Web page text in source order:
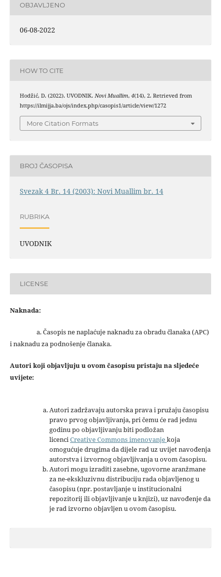
OBJAVLJENO
06-08-2022
HOW TO CITE
Hodžić, D. (2022). UVODNIK. Novi Muallim, 4(14), 2. Retrieved from
https://ilmijja.ba/ojs/index.php/casopis1/article/view/1272
More Citation Formats
BROJ ČASOPISA
Svezak 4 Br. 14 (2003): Novi Muallim br. 14
RUBRIKA
UVODNIK
LICENSE
Naknada:
a. Časopis ne naplaćuje naknadu za obradu članaka (APC)
i naknadu za podnošenje članaka.
Autori koji objavljuju u ovom časopisu pristaju na sljedeće
uvijete:
Autori zadržavaju autorska prava i pružaju časopisu
pravo prvog objavljivanja, pri čemu će rad jednu
godinu po objavljivanju biti podložan
licenciCreative Commons imenovanjekoja
omogućuje drugima da dijele rad uz uvijet navođenja
autorstva i izvornog objavljivanja u ovom časopisu.
Autori mogu izraditi zasebne, ugovorne aranžmane
za ne-ekskluzivnu distribuciju rada objavljenog u
časopisu (npr. postavljanje u institucionalni
repozitorij ili objavljivanje u knjizi), uz navođenje da
je rad izvorno objavljen u ovom časopisu.